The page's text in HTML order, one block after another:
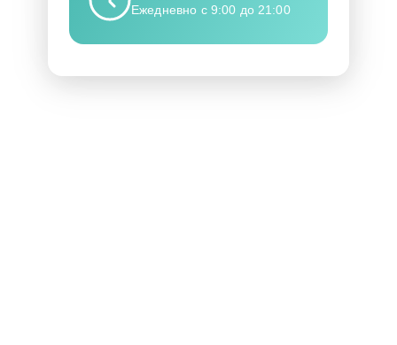
Ежедневно с 9:00 до 21:00